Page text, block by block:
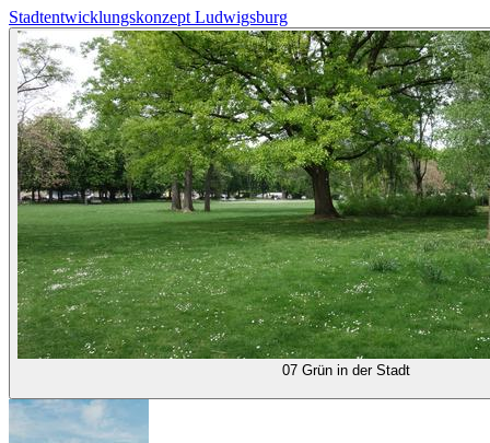
Stadtentwicklungskonzept Ludwigsburg
07 Grün in der Stadt